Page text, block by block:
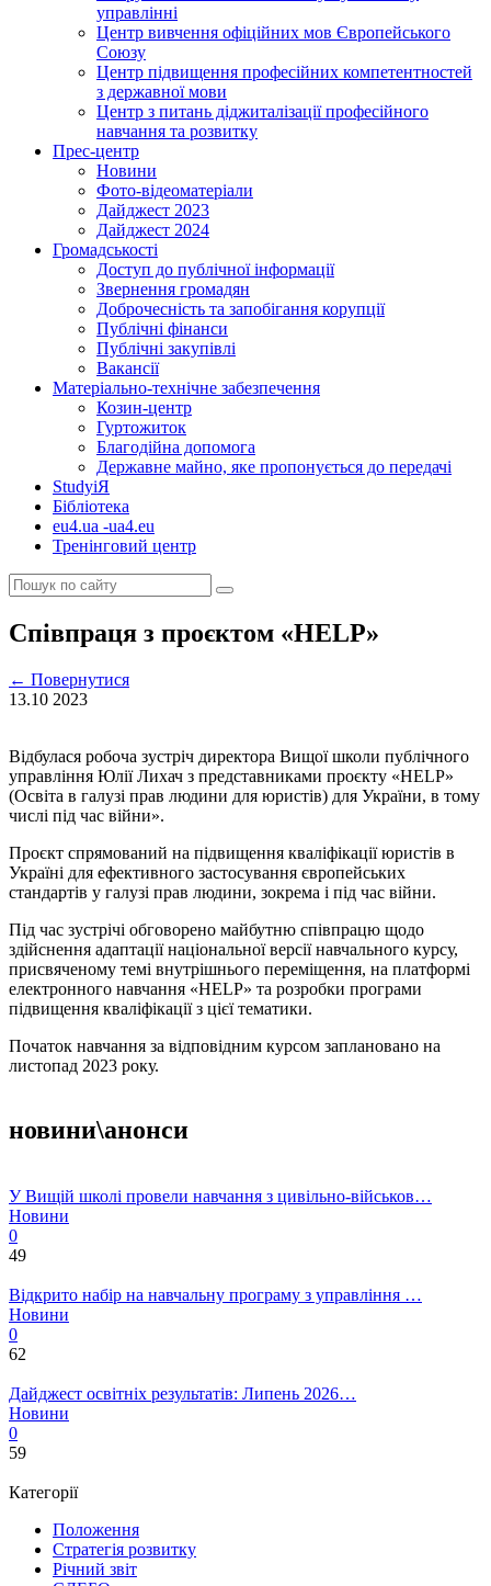
управлінні
Центр вивчення офіційних мов Європейського
Союзу
Центр підвищення професійних компетентностей
з державної мови
Центр з питань діджиталізації професійного
навчання та розвитку
Прес-центр
Новини
Фото-відеоматеріали
Дайджест 2023
Дайджест 2024
Громадськості
Доступ до публічної інформації
Звернення громадян
Доброчесність та запобігання корупції
Публічні фінанси
Публічні закупівлі
Вакансії
Матеріально-технічне забезпечення
Козин-центр
Гуртожиток
Благодійна допомога
Державне майно, яке пропонується до передачі
StudyіЯ
Бібліотека
eu4.ua -ua4.eu
Тренінговий центр
Співпраця з проєктом «HELP»
← Повернутися
13.10 2023
Відбулася робоча зустріч директора Вищої школи публічного
управління Юлії Лихач з представниками проєкту «HELP»
(Освіта в галузі прав людини для юристів) для України, в тому
числі під час війни».
Проєкт спрямований на підвищення кваліфікації юристів в
Україні для ефективного застосування європейських
стандартів у галузі прав людини, зокрема і під час війни.
Під час зустрічі обговорено майбутню співпрацю щодо
здійснення адаптації національної версії навчального курсу,
присвяченому темі внутрішнього переміщення, на платформі
електронного навчання «HELP» та розробки програми
підвищення кваліфікації з цієї тематики.
Початок навчання за відповідним курсом заплановано на
листопад 2023 року.
новини\анонси
У Вищій школі провели навчання з цивільно-військов…
Новини
0
49
Відкрито набір на навчальну програму з управління …
Новини
0
62
Дайджест освітніх результатів: Липень 2026…
Новини
0
59
Категорії
Положення
Стратегія розвитку
Річний звіт